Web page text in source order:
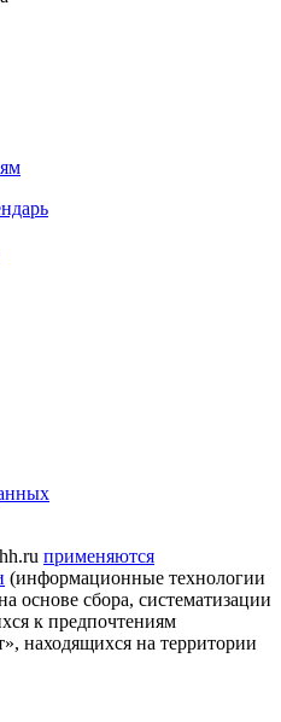
применяются
(информационные технологии
основе сбора, систематизации
к предпочтениям
находящихся на территории